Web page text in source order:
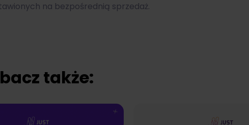
na bezpośrednią sprzedaż.
także: